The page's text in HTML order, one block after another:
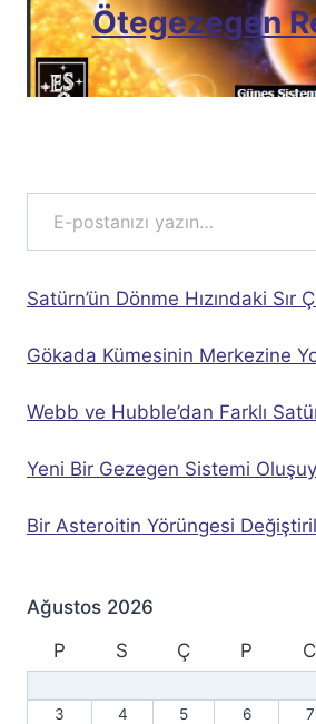
Ötegezegen
E-postanızı yazın…
Satürn’ün Dönme Hızındaki Sır
Gökada Kümesinin Merkezine
Webb ve Hubble’dan Farklı
Yeni Bir Gezegen Sistemi
Bir Asteroitin Yörüngesi
Ağustos 2026
P
S Ç P C
3
4 5 6 7